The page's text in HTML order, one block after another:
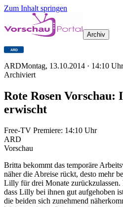
Zum Inhalt springen
Archiv
ARDMontag, 13.10.2014 · 14:10 Uhr
Archiviert
Rote Rosen
erwischt
Free-TV Premiere: 14:10 Uhr
ARD
Vorschau
Britta bekommt das temporäre
näher die Abreise rückt, desto mehr
Lilly für drei Monate zurückzulassen.
dass Lilly bei ihnen gut aufgehoben
die beiden sich zunehmend